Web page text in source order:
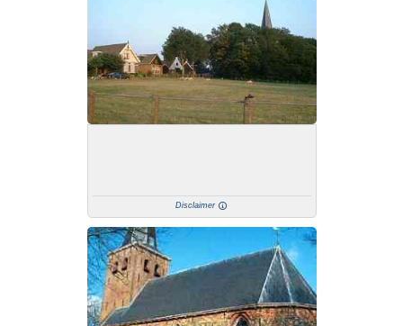
Disclaimer